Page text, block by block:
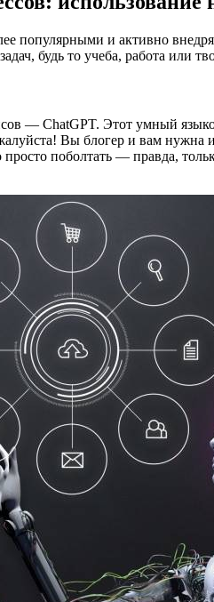
популярными и активно
будь то учеба, работа или
— ChatGPT. Этот умный
Вы блогер и вам
поболтать — правда,